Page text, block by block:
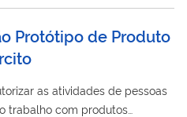
Protótipo de Produto
as atividades de pessoas
trabalho com produtos